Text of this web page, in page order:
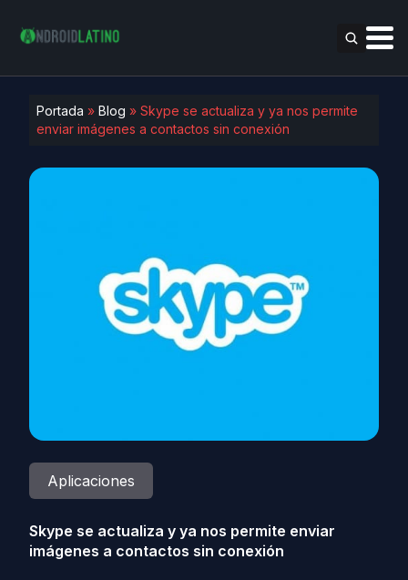
Portada » Blog » Skype se actualiza y ya nos permite
enviar imágenes a contactos sin conexión
Aplicaciones
Skype se actualiza y ya nos permite enviar
imágenes a contactos sin conexión